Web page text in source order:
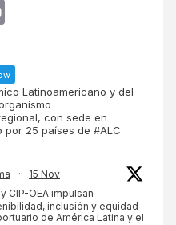
Latinoamericano y del
con sede en
por 25 países de #ALC
·
15 Nov
y CIP-OEA impulsan
inclusión y equidad
de América Latina y el